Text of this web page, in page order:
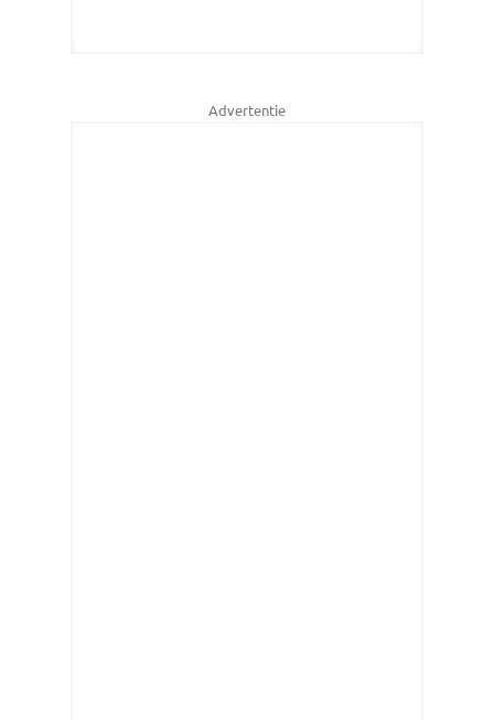
Advertentie